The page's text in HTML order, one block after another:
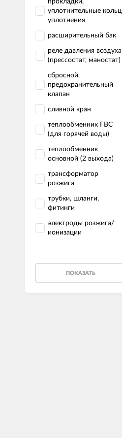
уплотнительные
уплотнения
расширительный бак
реле давления воздуха
(прессостат, маностат)
сбросной
предохранительный
клапан
сливной кран
теплообменник ГВС
(для горячей воды)
теплообменник
основной (2 выхода)
трансформатор
розжига
трубки, шланги,
фитинги
электроды розжига/
ионизации
ПОКАЗАТЬ